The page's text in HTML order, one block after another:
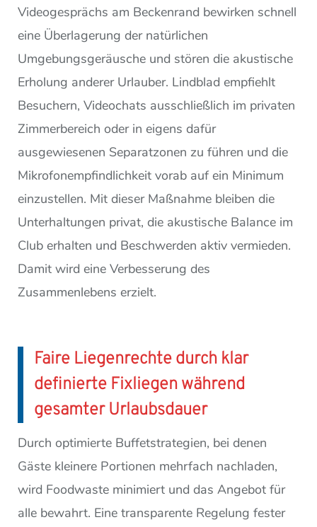
Videogesprächs am Beckenrand bewirken schnell
eine Überlagerung der natürlichen
Umgebungsgeräusche und stören die akustische
Erholung anderer Urlauber. Lindblad empfiehlt
Besuchern, Videochats ausschließlich im privaten
Zimmerbereich oder in eigens dafür
ausgewiesenen Separatzonen zu führen und die
Mikrofonempfindlichkeit vorab auf ein Minimum
einzustellen. Mit dieser Maßnahme bleiben die
Unterhaltungen privat, die akustische Balance im
Club erhalten und Beschwerden aktiv vermieden.
Damit wird eine Verbesserung des
Zusammenlebens erzielt.
Faire Liegenrechte durch klar
definierte Fixliegen während
gesamter Urlaubsdauer
Durch optimierte Buffetstrategien, bei denen
Gäste kleinere Portionen mehrfach nachladen,
wird Foodwaste minimiert und das Angebot für
alle bewahrt. Eine transparente Regelung fester